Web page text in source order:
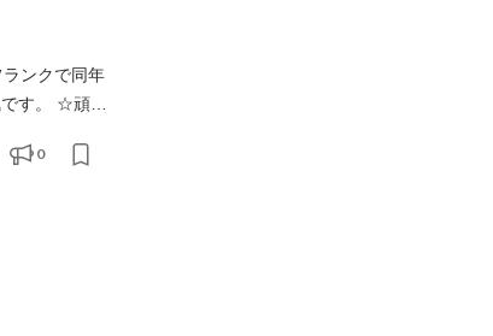
ンクで同年
す。 ☆頑張
うこと ・
0